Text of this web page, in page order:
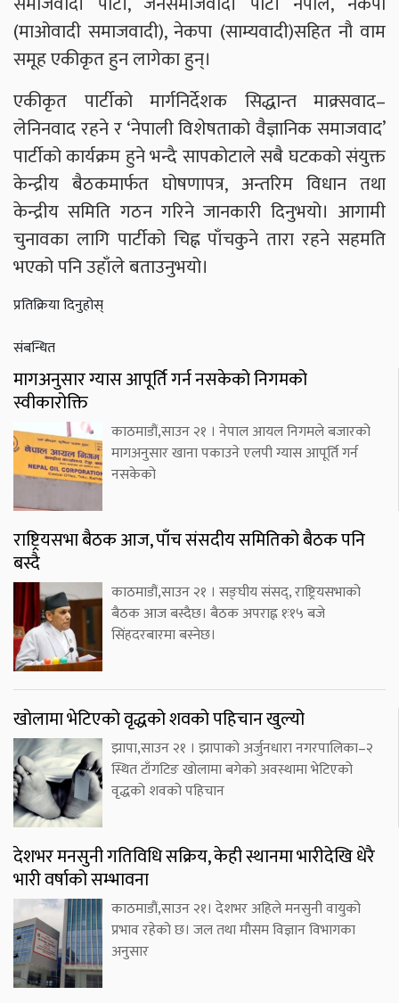
(माओवादी समाजवादी), नेकपा (साम्यवादी)सहित नौ वाम
समूह एकीकृत हुन लागेका हुन्।
एकीकृत पार्टीको मार्गनिर्देशक सिद्धान्त माक्र्सवाद–
लेनिनवाद रहने र ‘नेपाली विशेषताको वैज्ञानिक समाजवाद’
पार्टीको कार्यक्रम हुने भन्दै सापकोटाले सबै घटकको संयुक्त
केन्द्रीय बैठकमार्फत घोषणापत्र, अन्तरिम विधान तथा
केन्द्रीय समिति गठन गरिने जानकारी दिनुभयो। आगामी
चुनावका लागि पार्टीको चिह्न पाँचकुने तारा रहने सहमति
भएको पनि उहाँले बताउनुभयो।
प्रतिक्रिया दिनुहोस्
संबन्धित
मागअनुसार ग्यास आपूर्ति गर्न नसकेको निगमको
स्वीकारोक्ति
काठमाडौं,साउन २१ । नेपाल आयल निगमले बजारको
मागअनुसार खाना पकाउने एलपी ग्यास आपूर्ति गर्न
नसकेको
राष्ट्रियसभा बैठक आज, पाँच संसदीय समितिको बैठक पनि
बस्दै
काठमाडौं,साउन २१ । सङ्घीय संसद्, राष्ट्रियसभाको
बैठक आज बस्दैछ। बैठक अपराह्न १ः१५ बजे
सिंहदरबारमा बस्नेछ।
खोलामा भेटिएको वृद्धको शवको पहिचान खुल्यो
झापा,साउन २१ । झापाको अर्जुनधारा नगरपालिका–२
स्थित टाँगटिङ खोलामा बगेको अवस्थामा भेटिएको
वृद्धको शवको पहिचान
देशभर मनसुनी गतिविधि सक्रिय, केही स्थानमा भारीदेखि धेरै
भारी वर्षाको सम्भावना
काठमाडौं,साउन २१। देशभर अहिले मनसुनी वायुको
प्रभाव रहेको छ। जल तथा मौसम विज्ञान विभागका
अनुसार